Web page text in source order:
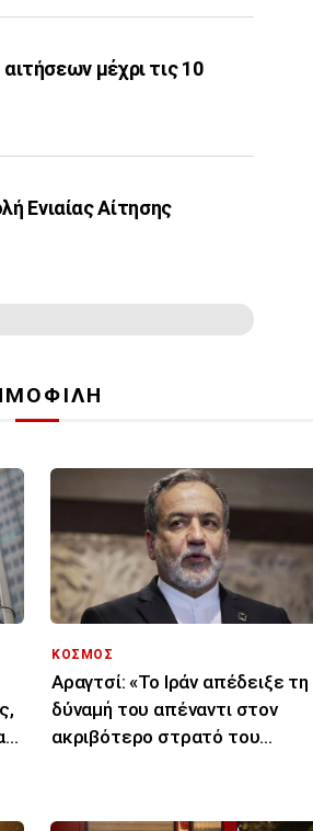
μέχρι τις 10
Ενιαίας Αίτησης
ΚΟΣΜΟΣ
Αραγτσί: «Το Ιράν απέδειξε τη
δύναμή του απέναντι στον
ακριβότερο στρατό του